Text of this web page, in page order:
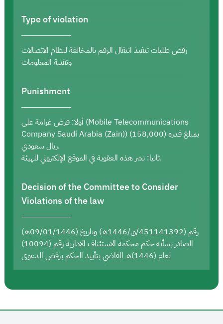
Type of violation
رفض طلبات تنفيذ انتقال الرقم بالمخالفة لنظام الاتصالات
وتقنية المعلومات
Punishment
أولا: فرض غرامة على (Mobile Telecommunications
Company Saudi Arabia (Zain)) بمبلغ قدره (158,000)
ريال سعودي.
ثانيا: نشر هذه العقوبة في الموقع الإلكتروني للهيئة.
Decision of the Committee to Consider
Violations of the law
رقم (451141392/ق/1446هـ) وتاريخ (09/01/1446هـ)
الصادر بشأنه حكم محكمة الاستئناف الادارية رقم (10094)
لعام (1446)هـ القاضي بتأييد الحكم برفض الدعوى